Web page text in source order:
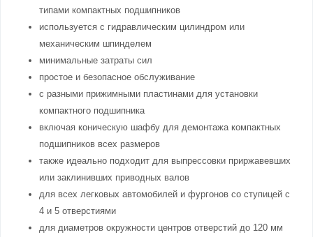
типами компактных подшипников
используется с гидравлическим цилиндром или
механическим шпинделем
минимальные затраты сил
простое и безопасное обслуживание
с разными прижимными пластинами для установки
компактного подшипника
включая коническую шафбу для демонтажа компактных
подшипников всех размеров
также идеально подходит для выпрессовки приржавевших
или заклинивших приводных валов
для всех легковых автомобилей и фургонов со ступицей с
4 и 5 отверстиями
для диаметров окружности центров отверстий до 120 мм